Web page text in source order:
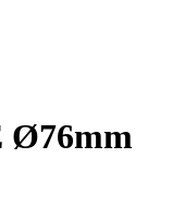
Ø76mm